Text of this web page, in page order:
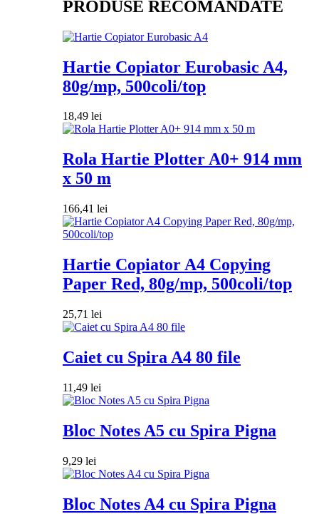
PRODUSE RECOMANDATE
Hartie Copiator Eurobasic A4,
80g/mp, 500coli/top
18,49 lei
Rola Hartie Plotter A0+ 914 mm
x 50 m
166,41 lei
Hartie Copiator A4 Copying
Paper Red, 80g/mp, 500coli/top
25,71 lei
Caiet cu Spira A4 80 file
11,49 lei
Bloc Notes A5 cu Spira Pigna
9,29 lei
Bloc Notes A4 cu Spira Pigna